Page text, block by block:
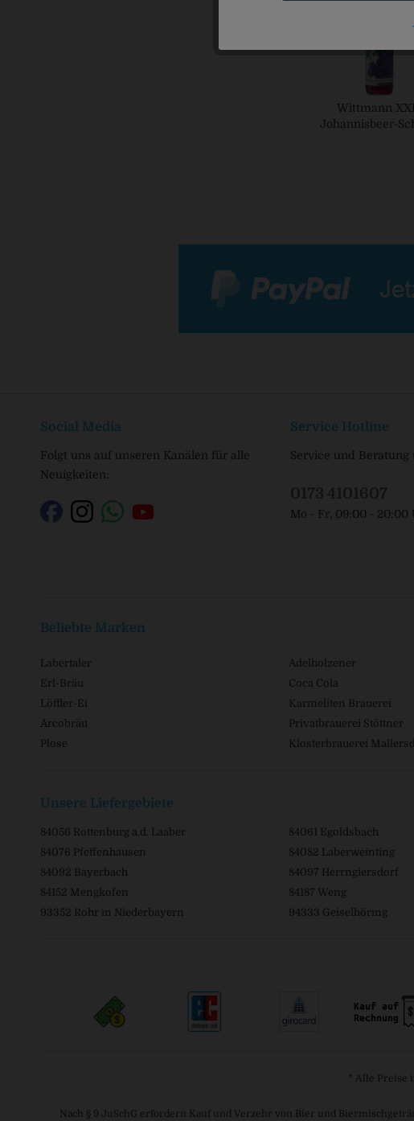
Wittmann
Johannisbeer-
Social Media
Folgt uns auf unseren Kanälen für alle
Neuigkeiten:
Service Hotline
Service und Beratung
0173 4101607
Mo - Fr, 09:00 - 20:00
Beliebte Marken
Labertaler Adelholzener
Erl-Bräu
Coca Cola
Löffler-Ei
Karmeliten Brauerei
Arcobräu
Privatbrauerei Stöttner
Plose
Klosterbrauerei
Unsere Liefergebiete
84056 Rottenburg a.d. Laaber 84061 Egoldsbach
84076 Pfeffenhausen
84082 Laberweinting
84092 Bayerbach
84097 Herrngiersdorf
84152 Mengkofen
84187 Weng
93352 Rohr in Niederbayern
94333 Geiselhöring
* Alle
Nach § 9 JuSchG erfordern Kauf und Verzehr von Bier und